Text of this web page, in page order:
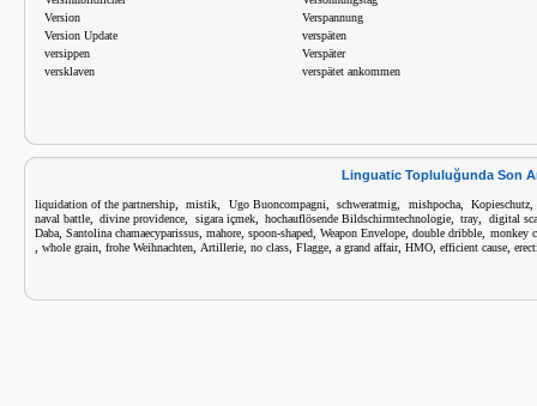
Version
Version Update
versippen
versklaven
Verspannung
verspäten
Verspäter
verspätet ankommen
Linguatic Topluluğunda Son
liquidation of the partnership ,mistik Ugo Buoncompagni ,schweratmig mishpocha,Kopieschutz
naval battle ,divine providence sigara içmek,hochauflösende Bildschirmtechnologie ,tray
digital
Daba ,Santolina chamaecyparissus ,mahore ,spoon-shaped ,Weapon Envelope ,double dribble monkey
whole grain frohe Weihnachten Artillerie no class Flagge a grand affair, HMO efficient cause